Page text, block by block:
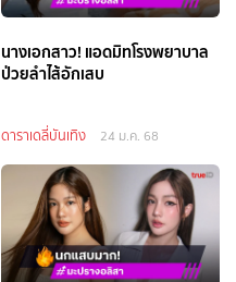
นางเอกสาว! แอดมิทโรงพยาบาล
ป่วยลำไส้อักเสบ
ดาราเดลี่บันเทิง 24 ม.ค. 68